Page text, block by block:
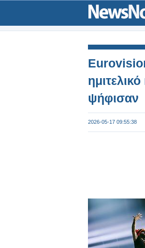
ψήφισαν
2026-05-17 09:55:38